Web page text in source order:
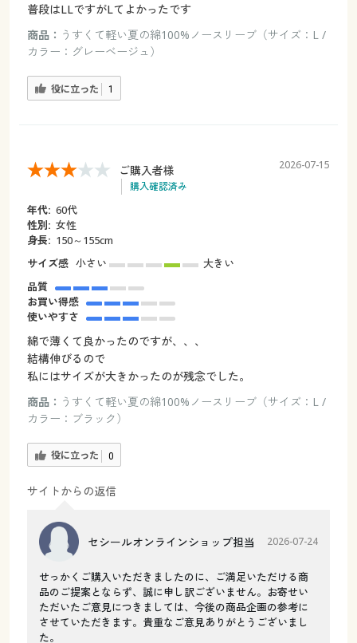
普段はLLですがLてよかったです
商品： うすくて軽い夏の綿100%ノースリーブ（サイズ：L /
カラー：グレーベージュ）
役に立った 1
ご購入者様
購入確認済み
2026-07-15
年代: 60代
性別: 女性
身長: 150～155cm
サイズ感 小さい
大きい
品質
お買い得感
使いやすさ
綿で薄くて良かったのですが、、、
結構伸びるので
私にはサイズが大きかったのが残念でした。
商品： うすくて軽い夏の綿100%ノースリーブ（サイズ：L /
カラー：ブラック）
役に立った 0
サイトからの返信
セシールオンラインショップ担当 2026-07-24
せっかくご購入いただきましたのに、ご満足いただける商
品のご提案とならず、誠に申し訳ございません。お寄せい
ただいたご意見につきましては、今後の商品企画の参考に
させていただきます。貴重なご意見ありがとうございまし
た。